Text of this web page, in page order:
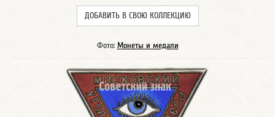
ДОБАВИТЬ В СВОЮ КОЛЛЕКЦИЮ
Фото: Монеты и медали